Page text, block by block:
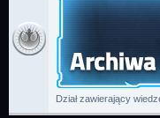
Dział zawierający